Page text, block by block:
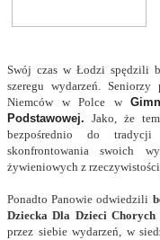
Swój czas w Łodzi spędzili
szeregu wydarzeń. Seniorzy
Niemców w Polce w
Podstawowej. Jako, że
bezpośrednio do tradycji
skonfrontowania swoich
żywieniowych z
Ponadto Panowie odwiedzili
Dziecka Dla Dzieci Chorych
przez siebie wydarzeń, w